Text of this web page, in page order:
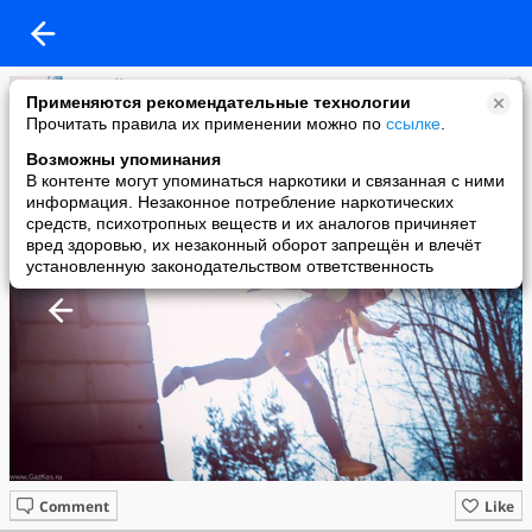
Применяются рекомендательные технологии
Прочитать правила их применении можно по ссылке
Возможны упоминания
В контенте могут упоминаться наркотики и связанная с ними
информация. Незаконное потребление наркотических
средств, психотропных веществ и их аналогов причиняет
вред здоровью, их незаконный оборот запрещён и влечёт
установленную законодательством ответственность
Сергей
added a photo
24 Jul в 13:08
Like
Comment